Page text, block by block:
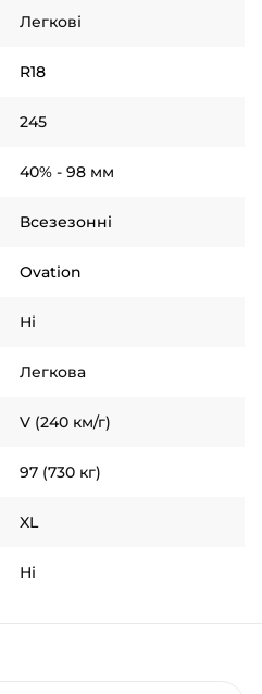
Легкові
R18
245
40% - 98 мм
Всезезонні
Ovation
Ні
Легкова
V (240 км/г)
97 (730 кг)
XL
Ні